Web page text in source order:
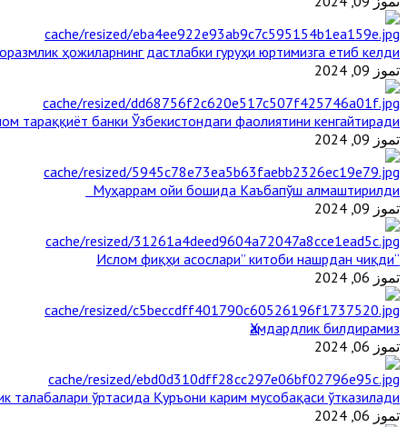
ҳожиларнинг дастлабки гуруҳи юртимизга етиб келди
تموز 09, 2024
тараққиёт банки Ўзбекистондаги фаолиятини кенгайтиради
تموز 09, 2024
Муҳаррам ойи бошида Каъбапўш алмаштирилди
تموز 09, 2024
“Ислом фиқҳи асослари” китоби нашрдан чиқди
تموز 06, 2024
Ҳамдардлик билдирамиз
تموز 06, 2024
талабалари ўртасида Қуръони карим мусобақаси ўтказилади
تموز 06, 2024